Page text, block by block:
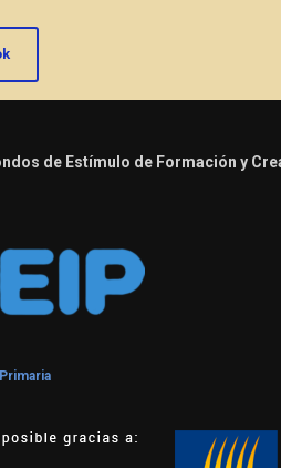
de Estímulo de Formación y